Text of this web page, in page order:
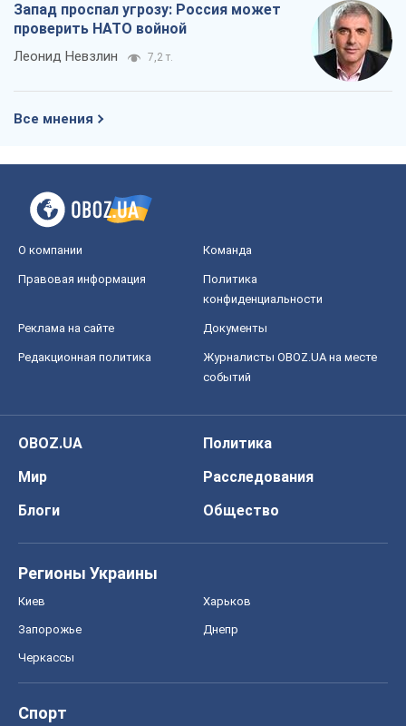
Запад проспал угрозу: Россия может
проверить НАТО войной
Леонид Невзлин 7,2 т.
Все мнения
О компании Команда
Правовая информация
Политика
конфиденциальности
Реклама на сайте Документы
Редакционная политика
Журналисты OBOZ.UA на месте
событий
OBOZ.UA
Политика
Мир
Расследования
Блоги
Общество
Регионы Украины
Киев Харьков
Запорожье Днепр
Черкассы
Спорт